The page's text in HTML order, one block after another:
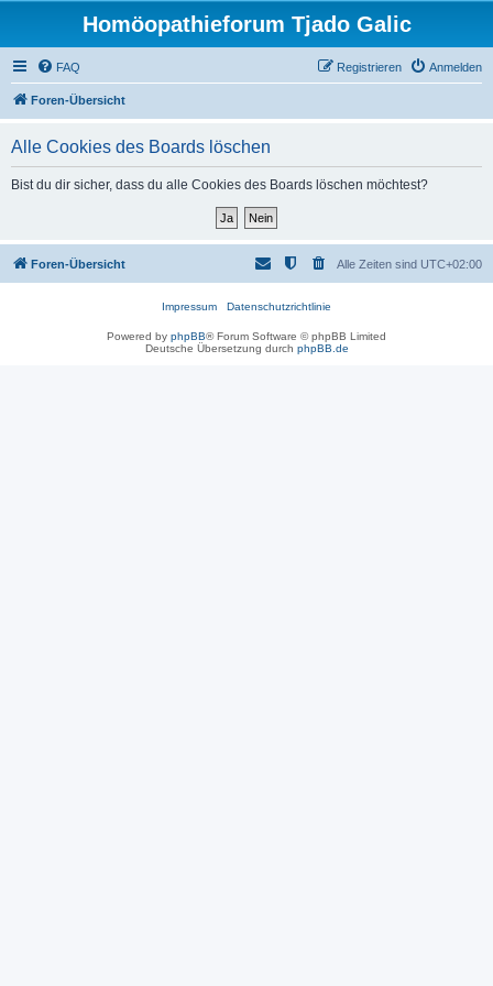
Homöopathieforum Tjado Galic
FAQ Anmelden
Registrieren
Foren-Übersicht
Alle Cookies des Boards löschen
Bist du dir sicher, dass du alle Cookies des Boards löschen möchtest?
Foren-Übersicht Alle Zeiten sind UTC+02:00
Impressum Datenschutzrichtlinie
Powered by phpBB® Forum Software © phpBB Limited
Deutsche Übersetzung durch phpBB.de